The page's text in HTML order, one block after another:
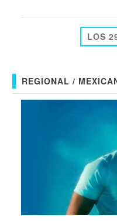
LOS
REGIONAL /